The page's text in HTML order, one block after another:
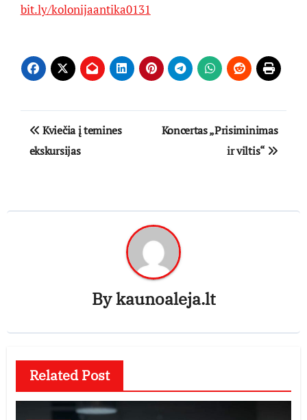
bit.ly/kolonijaantika0131
Navigacija
tarp
Kviečia į temines
ekskursijas
Koncertas „Prisiminimas
ir viltis“
Bykaunoaleja.lt
Related Post